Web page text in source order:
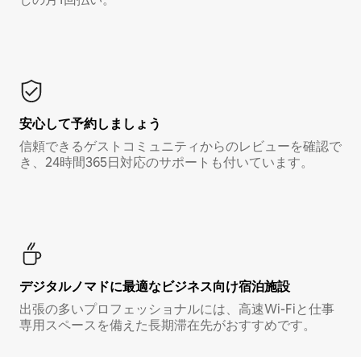
安心して予約しましょう
信頼できるゲストコミュニティからのレビューを確認で
き、24時間365日対応のサポートも付いています。
デジタルノマド⁠に最⁠適⁠なビ⁠ジ⁠ネ⁠ス⁠向⁠け宿⁠泊⁠施⁠設
出張の多いプロフェッショナルには、高速Wi-Fiと仕事
専用スペースを備えた長期滞在先がおすすめです。